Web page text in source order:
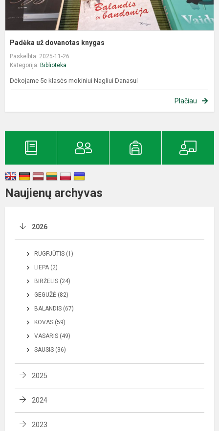
Padėka už dovanotas knygas
Paskelbta: 2025-11-26
Kategorija: Biblioteka
Dėkojame 5c klasės mokiniui Nagliui Danasui
Plačiau
Naujienų archyvas
2026
RUGPJŪTIS (1)
LIEPA (2)
BIRŽELIS (24)
GEGUŽĖ (82)
BALANDIS (67)
KOVAS (59)
VASARIS (49)
SAUSIS (36)
2025
2024
2023